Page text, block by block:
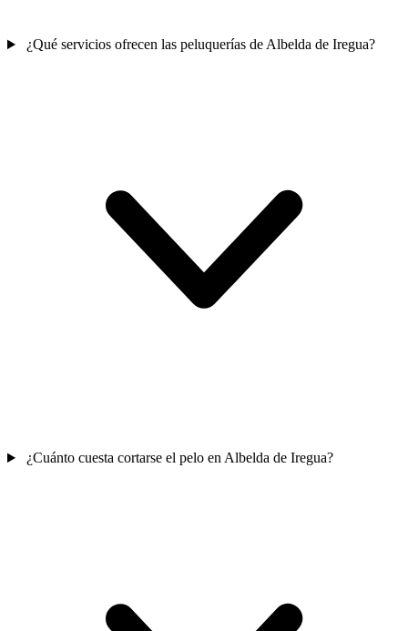
¿Qué servicios ofrecen las peluquerías de Albelda de Iregua?
¿Cuánto cuesta cortarse el pelo en Albelda de Iregua?